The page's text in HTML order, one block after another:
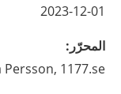
2023-12-01
المحرّر :
Persson, 1177.se, هيئة التحرير الوطنية